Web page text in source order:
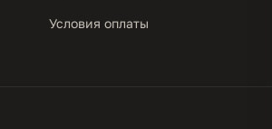
Условия оплаты